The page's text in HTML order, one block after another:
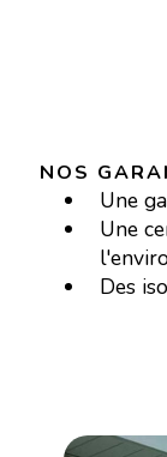
NOS
Une
Une
Des